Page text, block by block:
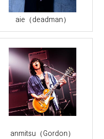
aie（deadman）
anmitsu（Gordon）